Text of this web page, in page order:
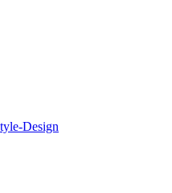
Design